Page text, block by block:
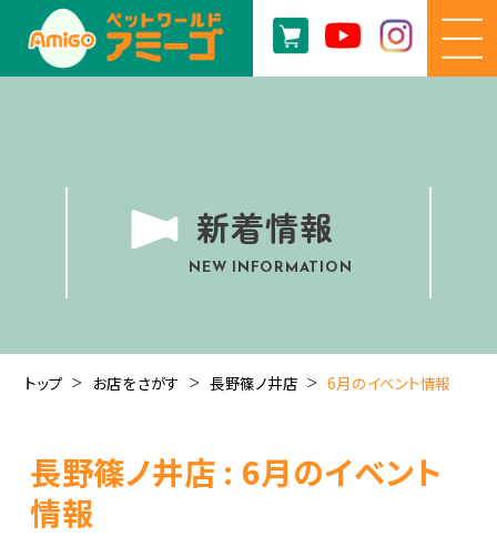
新着情報
NEW INFORMATION
トップ お店をさがす 長野篠ノ井店 6月のイベント情報
長野篠ノ井店 : 6月のイベント
情報